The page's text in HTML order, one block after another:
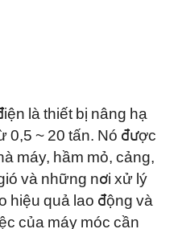
là thiết bị nâng hạ
0,5 ~ 20 tấn. Nó được
máy, hầm mỏ, cảng,
và những nơi xử lý
hiệu quả lao động và
của máy móc cần